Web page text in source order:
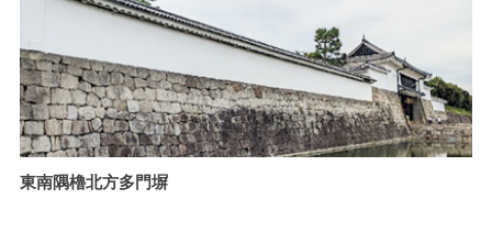
東南隅櫓北方多門塀